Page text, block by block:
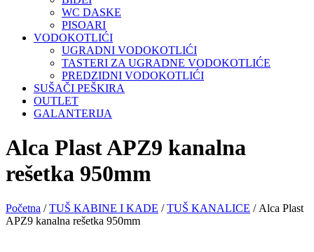
WC DASKE
PISOARI
VODOKOTLIĆI
UGRADNI VODOKOTLIĆI
TASTERI ZA UGRADNE VODOKOTLIĆE
PREDZIDNI VODOKOTLIĆI
SUŠAČI PEŠKIRA
OUTLET
GALANTERIJA
Alca Plast APZ9 kanalna
rešetka 950mm
Početna /TUŠ KABINE I KADE /TUŠ KANALICE / Alca Plast
APZ9 kanalna rešetka 950mm